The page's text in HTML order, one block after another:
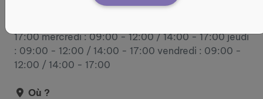
17:00 mercredi : 09:00 - 12:00 / 14:00 - 17:00 jeudi
: 09:00 - 12:00 / 14:00 - 17:00 vendredi : 09:00 -
12:00 / 14:00 - 17:00
Où ?